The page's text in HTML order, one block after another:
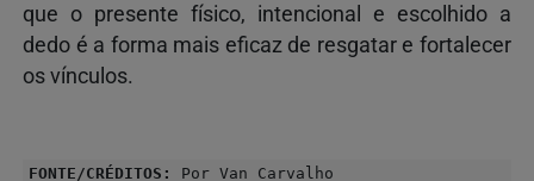
que o presente físico, intencional e escolhido a
dedo é a forma mais eficaz de resgatar e fortalecer
os vínculos.
FONTE/CRÉDITOS: Por Van Carvalho